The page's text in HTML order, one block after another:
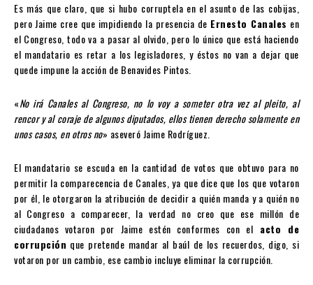
Es más que claro, que si hubo corruptela en el asunto de las cobijas,
pero Jaime cree que impidiendo la presencia de Ernesto Canales en
el Congreso, todo va a pasar al olvido, pero lo único que está haciendo
el mandatario es retar a los legisladores, y éstos no van a dejar que
quede impune la acción de Benavides Pintos.
«No irá Canales al Congreso, no lo voy a someter otra vez al pleito, al
rencor y al coraje de algunos diputados, ellos tienen derecho solamente en
unos casos, en otros no» aseveró Jaime Rodríguez.
El mandatario se escuda en la cantidad de votos que obtuvo para no
permitir la comparecencia de Canales, ya que dice que los que votaron
por él, le otorgaron la atribución de decidir a quién manda y a quién no
al Congreso a comparecer, la verdad no creo que ese millón de
ciudadanos votaron por Jaime estén conformes con el acto de
corrupción que pretende mandar al baúl de los recuerdos, digo, si
votaron por un cambio, ese cambio incluye eliminar la corrupción.